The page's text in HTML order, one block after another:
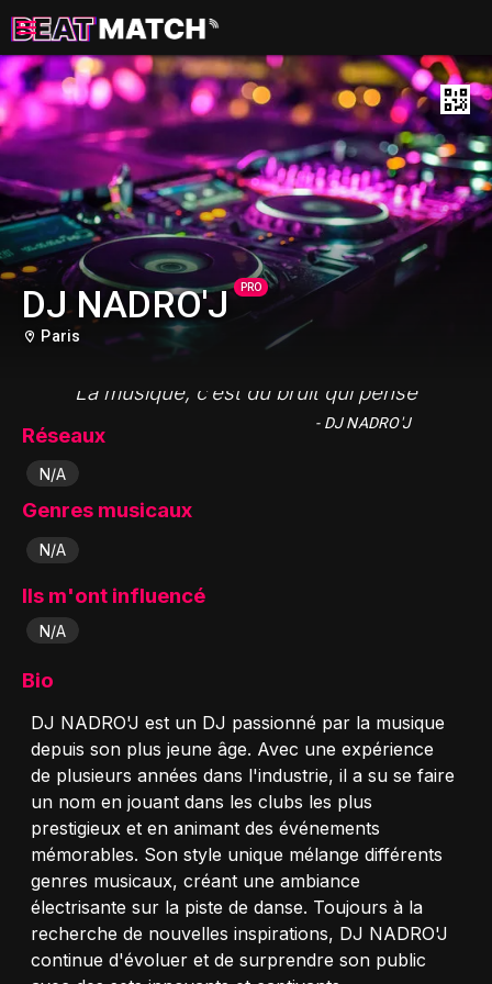
DJ NADRO'J PRO
Paris
"La musique, c’est du bruit qui pense"
- DJ NADRO'J
Réseaux
N/A
Genres musicaux
N/A
Ils m'ont influencé
N/A
Bio
DJ NADRO'J est un DJ passionné par la musique
depuis son plus jeune âge. Avec une expérience
de plusieurs années dans l'industrie, il a su se faire
un nom en jouant dans les clubs les plus
prestigieux et en animant des événements
mémorables. Son style unique mélange différents
genres musicaux, créant une ambiance
électrisante sur la piste de danse. Toujours à la
recherche de nouvelles inspirations, DJ NADRO'J
continue d'évoluer et de surprendre son public